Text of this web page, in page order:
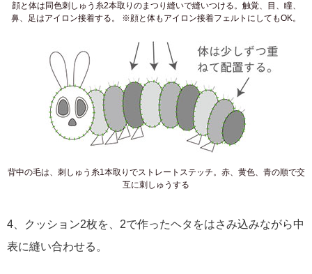
顔と体は同色刺しゅう糸2本取りのまつり縫いで縫いつける。触覚、目、瞳、
鼻、足はアイロン接着する。 ※顔と体もアイロン接着フェルトにしてもOK。
背中の毛は、刺しゅう糸1本取りでストレートステッチ。赤、黄色、青の順で交
互に刺しゅうする
4、クッション2枚を、2で作ったヘタをはさみ込みながら中
表に縫い合わせる。